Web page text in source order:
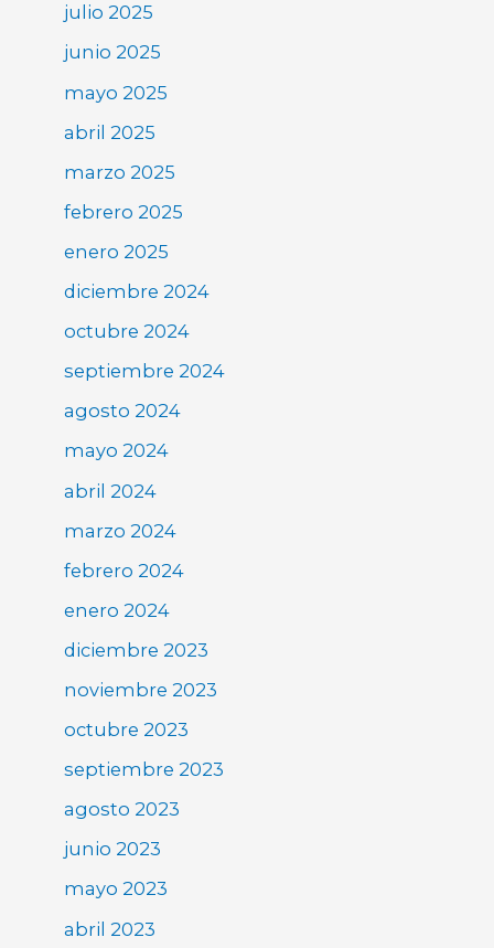
julio 2025
junio 2025
mayo 2025
abril 2025
marzo 2025
febrero 2025
enero 2025
diciembre 2024
octubre 2024
septiembre 2024
agosto 2024
mayo 2024
abril 2024
marzo 2024
febrero 2024
enero 2024
diciembre 2023
noviembre 2023
octubre 2023
septiembre 2023
agosto 2023
junio 2023
mayo 2023
abril 2023